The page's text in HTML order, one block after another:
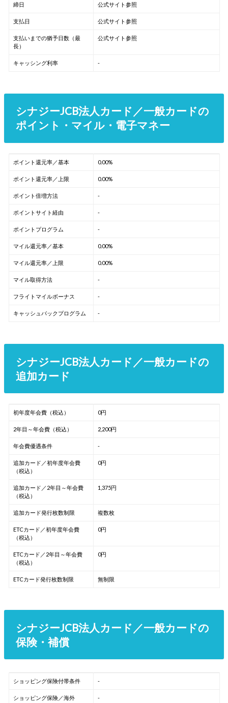
締日 公式サイト参照
支払日 公式サイト参照
支払いまでの猶予日数（最
長）
公式サイト参照
キャッシング利率 -
シナジーJCB法人カード／一般カードの
ポイント・マイル・電子マネー
ポイント還元率／基本 0.00%
ポイント還元率／上限 0.00%
ポイント倍増方法 -
ポイントサイト経由 -
ポイントプログラム -
マイル還元率／基本 0.00%
マイル還元率／上限 0.00%
マイル取得方法 -
フライトマイルボーナス -
キャッシュバックプログラム -
シナジーJCB法人カード／一般カードの
追加カード
初年度年会費（税込） 0円
2年目～年会費（税込） 2,200円
年会費優遇条件 -
追加カード／初年度年会費
（税込）
0円
追加カード／2年目～年会費
（税込）
1,375円
追加カード発行枚数制限 複数枚
ETCカード／初年度年会費
（税込）
0円
ETCカード／2年目～年会費
（税込）
0円
ETCカード発行枚数制限 無制限
シナジーJCB法人カード／一般カードの
保険・補償
ショッピング保険付帯条件 -
ショッピング保険／海外 -